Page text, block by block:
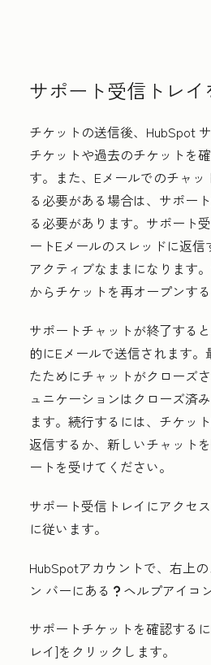
サポート受信トレイ
チケットの送信後、HubSpot
チケットや過去のチケットを
す。また、Eメールでのチャ
る必要がある場合は、サポー
る必要があります。サポート
ートEメールのスレッドに返
アクティブなままになります
からチケットを再オープンす
サポートチャットが終了する
的にEメールで送信されます。
たためにチャットがクローズ
ュニケーションはクローズ済
ます。続行するには、チケッ
返信するか、新しいチャット
ートを受けてください。
サポート受信トレイにアクセ
に従います。
HubSpotアカウントで、右上
ン バーにある question ヘルプアイコ
サポートチケットを確認する
レイ]をクリックします。